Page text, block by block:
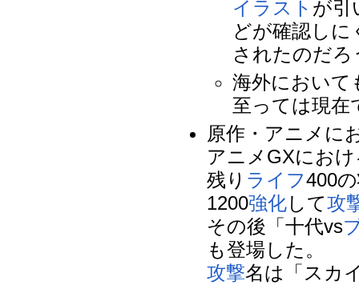
イラスト が引
どが確認し
されたのだろ
海外において
至っては現在
原作・アニメに
アニメGXにお
残り ライフ400
1200強化して攻
その後「十代vs
も登場した。
攻撃名は「スカ